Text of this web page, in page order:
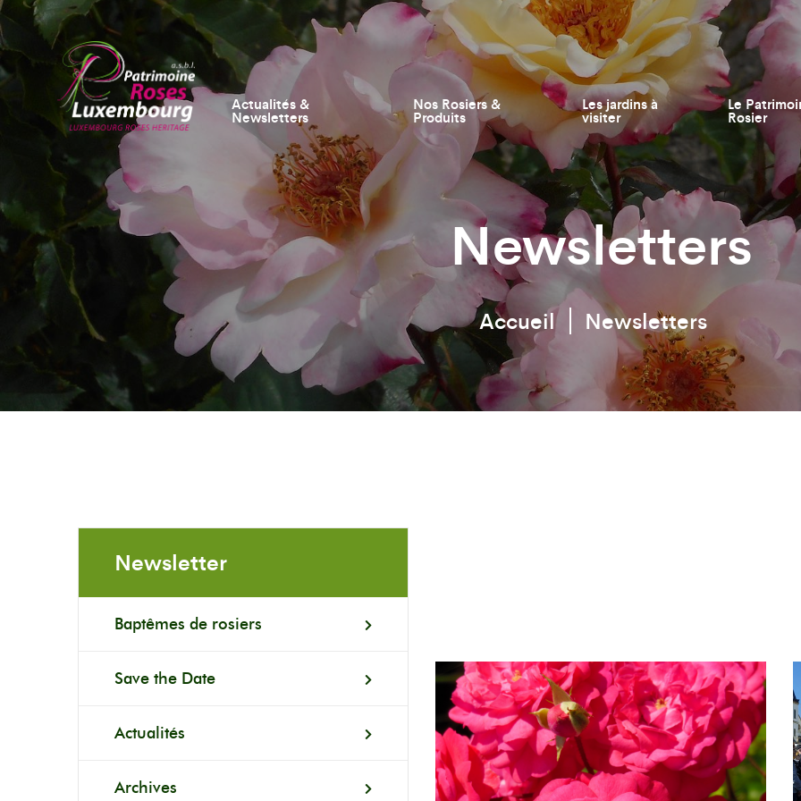
Actualités &
Newsletters
Nos Rosiers &
Produits
Les jardins à
visiter
Le
Rosier
Newsletters
Accueil Newsletters
Newsletter
Baptêmes de rosiers
Save the Date
Actualités
Archives